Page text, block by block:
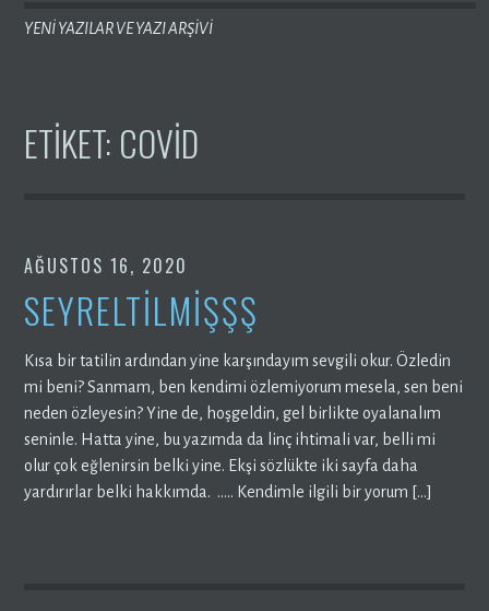
YENİ YAZILAR VE YAZI ARŞİVİ
ETIKET: COVID
AĞUSTOS 16, 2020
SEYRELTİLMİŞŞŞ
Kısa bir tatilin ardından yine karşındayım sevgili okur. Özledin
mi beni? Sanmam, ben kendimi özlemiyorum mesela, sen beni
neden özleyesin? Yine de, hoşgeldin, gel birlikte oyalanalım
seninle. Hatta yine, bu yazımda da linç ihtimali var, belli mi
olur çok eğlenirsin belki yine. Ekşi sözlükte iki sayfa daha
yardırırlar belki hakkımda. ….. Kendimle ilgili bir yorum […]